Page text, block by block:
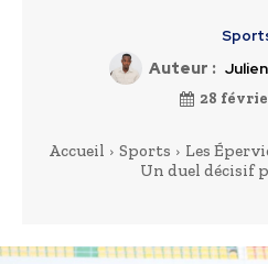
Auteur :
28
Accueil Sports
Les
Un duel décisif